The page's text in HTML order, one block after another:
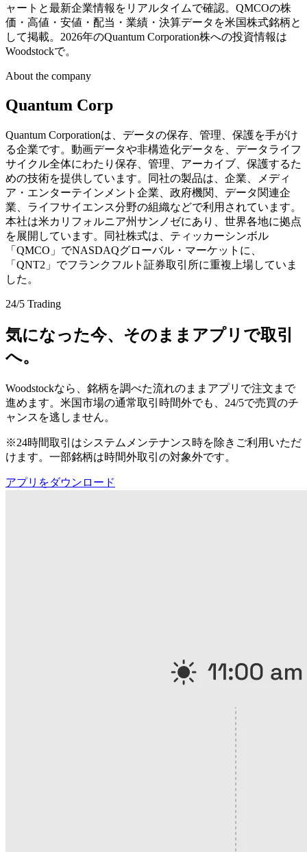
ャートと最新企業情報をリアルタイムで確認。QMCOの株
価・高値・安値・配当・業績・決算データを米国株式銘柄と
して掲載。2026年のQuantum Corporation株への投資情報は
Woodstockで。
About the company
Quantum Corp
Quantum Corporationは、データの保存、管理、保護を手がけ
る企業です。動画データや非構造化データを、データライフ
サイクル全体にわたり保存、管理、アーカイブ、保護するた
めの技術を提供しています。同社の製品は、企業、メディ
ア・エンターテインメント企業、政府機関、データ関連企
業、ライフサイエンス分野の組織などで利用されています。
本社は米カリフォルニア州サンノゼにあり、世界各地に拠点
を展開しています。同社株式は、ティッカーシンボル
「QMCO」でNASDAQグローバル・マーケットに、
「QNT2」でフランクフルト証券取引所に重複上場していま
した。
24/5 Trading
気になった今、そのままアプリで取引
へ。
Woodstockなら、銘柄を調べた流れのままアプリで注文まで
進めます。米国市場の通常取引時間外でも、24/5で売買のチ
ャンスを逃しません。
※24時間取引はシステムメンテナンス時を除きご利用いただ
けます。一部銘柄は時間外取引の対象外です。
アプリをダウンロード